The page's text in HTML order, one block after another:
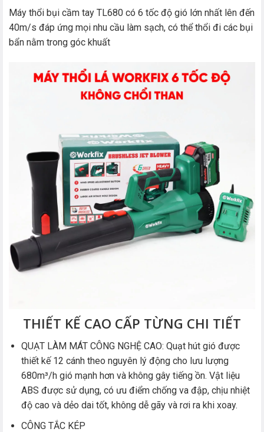
Máy thổi bụi cầm tay TL680 có 6 tốc độ gió lớn nhất lên đến
40m/s đáp ứng mọi nhu cầu làm sạch, có thể thổi đi các bụi
bẩn nằm trong góc khuất
THIẾT KẾ CAO CẤP TỪNG CHI TIẾT
QUẠT LÀM MÁT CÔNG NGHỆ CAO: Quạt hút gió được
thiết kế 12 cánh theo nguyên lý động cho lưu lượng
680m³/h gió mạnh hơn và không gây tiếng ồn. Vật liệu
ABS được sử dụng, có ưu điểm chống va đập, chịu nhiệt
độ cao và dẻo dai tốt, không dễ gãy và rơi ra khi xoay.
CÔNG TẮC KÉP